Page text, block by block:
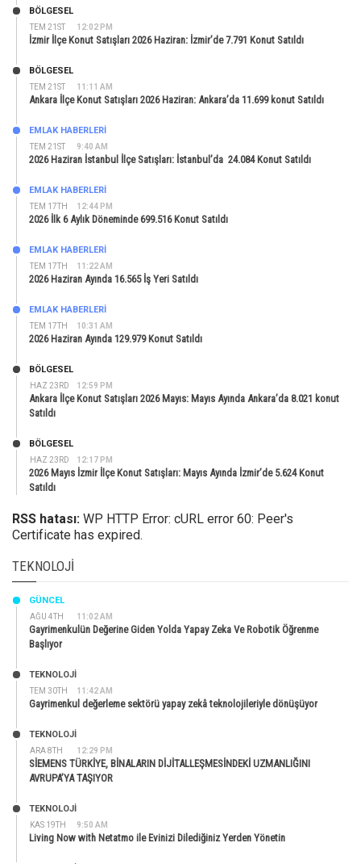
TEM 21ST 12:02 PM
BÖLGESEL
İzmir İlçe Konut Satışları 2026 Haziran: İzmir’de 7.791 Konut Satıldı
TEM 21ST 11:11 AM
BÖLGESEL
Ankara İlçe Konut Satışları 2026 Haziran: Ankara’da 11.699 konut Satıldı
TEM 21ST 9:40 AM
EMLAK HABERLERI
2026 Haziran İstanbul İlçe Satışları: İstanbul’da 24.084 Konut Satıldı
TEM 17TH 12:44 PM
EMLAK HABERLERI
2026 İlk 6 Aylık Döneminde 699.516 Konut Satıldı
TEM 17TH 11:22 AM
EMLAK HABERLERI
2026 Haziran Ayında 16.565 İş Yeri Satıldı
TEM 17TH 10:31 AM
EMLAK HABERLERI
2026 Haziran Ayında 129.979 Konut Satıldı
HAZ 23RD 12:59 PM
BÖLGESEL
Ankara İlçe Konut Satışları 2026 Mayıs: Mayıs Ayında Ankara’da 8.021 konut
Satıldı
HAZ 23RD 12:17 PM
BÖLGESEL
2026 Mayıs İzmir İlçe Konut Satışları: Mayıs Ayında İzmir’de 5.624 Konut
Satıldı
RSS hatası: WP HTTP Error: cURL error 60: Peer's
Certificate has expired.
TEKNOLOJI
AĞU 4TH 11:02 AM
GÜNCEL
Gayrimenkulün Değerine Giden Yolda Yapay Zeka Ve Robotik Öğrenme
Başlıyor
TEM 30TH 11:42 AM
TEKNOLOJİ
Gayrimenkul değerleme sektörü yapay zekâ teknolojileriyle dönüşüyor
ARA 8TH 12:29 PM
TEKNOLOJİ
SİEMENS TÜRKİYE, BİNALARIN DİJİTALLEŞMESİNDEKİ UZMANLIĞINI
AVRUPA’YA TAŞIYOR
KAS 19TH 9:50 AM
TEKNOLOJİ
Living Now with Netatmo ile Evinizi Dilediğiniz Yerden Yönetin